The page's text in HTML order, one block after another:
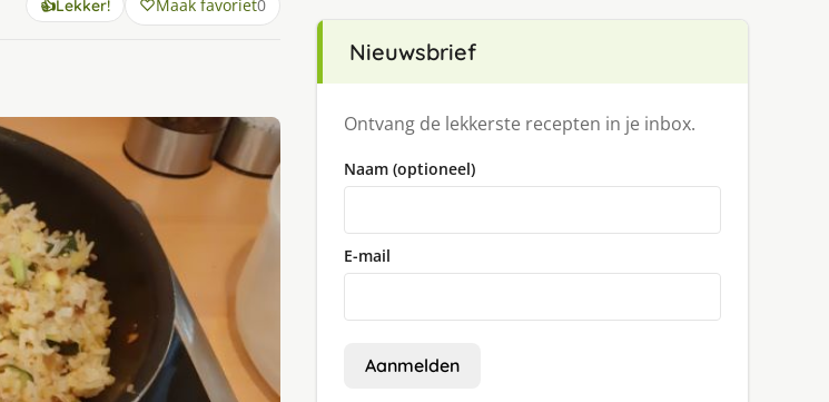
👍Lekker! Maak favoriet0
Nieuwsbrief
Ontvang de lekkerste recepten in je inbox.
Naam (optioneel)
E-mail
Aanmelden